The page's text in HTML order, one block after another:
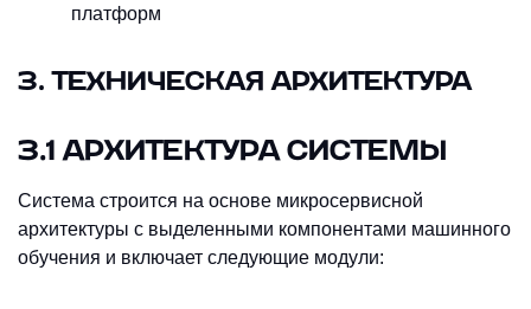
платформ
3. ТЕХНИЧЕСКАЯ АРХИТЕКТУРА
3.1 АРХИТЕКТУРА СИСТЕМЫ
Система строится на основе микросервисной
архитектуры с выделенными компонентами машинного
обучения и включает следующие модули: